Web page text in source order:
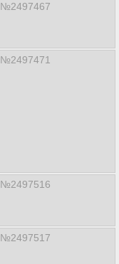
№2497467
№2497471
№2497516
№2497517